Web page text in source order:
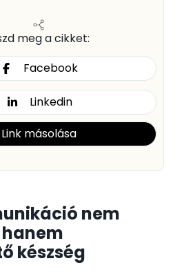
meg a cikket:
Facebook
Linkedin
Link másolása
nem
készség